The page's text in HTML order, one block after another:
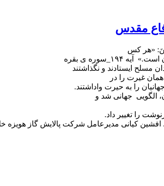
مقدس
«هر کس
به شما تجاوز کند به مانند آن بر او تجاوز کنید و از خدا بپرهیزید (و تعدّی و زیاده روی ننمایید) و بدانیدخدا با پرهیزکاران است.» آیه ۱۹۴_سوره ی بقره
مسلح ایستادند و نگذاشتند
غیرت را در
جهانیان را به حیرت واداشتند.
الگویی جهانی شد و
را تغییر داد.
کیانی مدیرعامل شرکت پالایش گاز هویزه